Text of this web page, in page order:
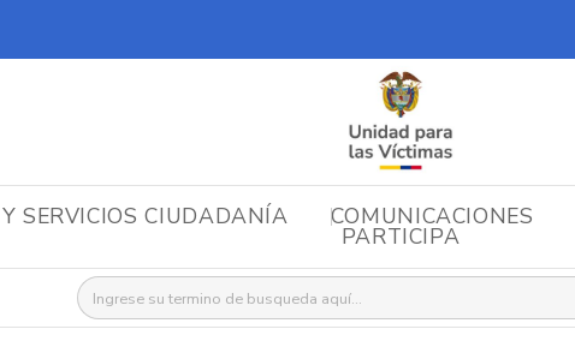
SERVICIOS CIUDADANÍA COMUNICACIONES
PARTICIPA
Buscar: